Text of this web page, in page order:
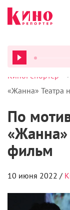
ВСЕ ПОДКАСТЫ
КиноРепортер >
«Жанна» Театра
По
«Жанна»
фильм
10 июня 2022 /